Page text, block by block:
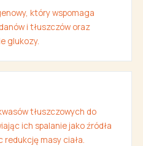
który wspomaga
i tłuszczów oraz
glukozy.
tłuszczowych do
ich spalanie jako źródła
redukcję masy ciała.